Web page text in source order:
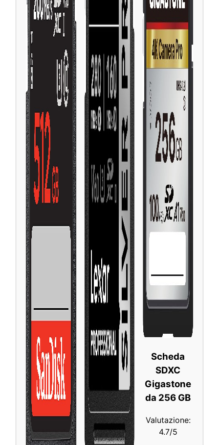
Scheda
SDXC
Gigastone
da 256 GB
Valutazione:
4.7/5